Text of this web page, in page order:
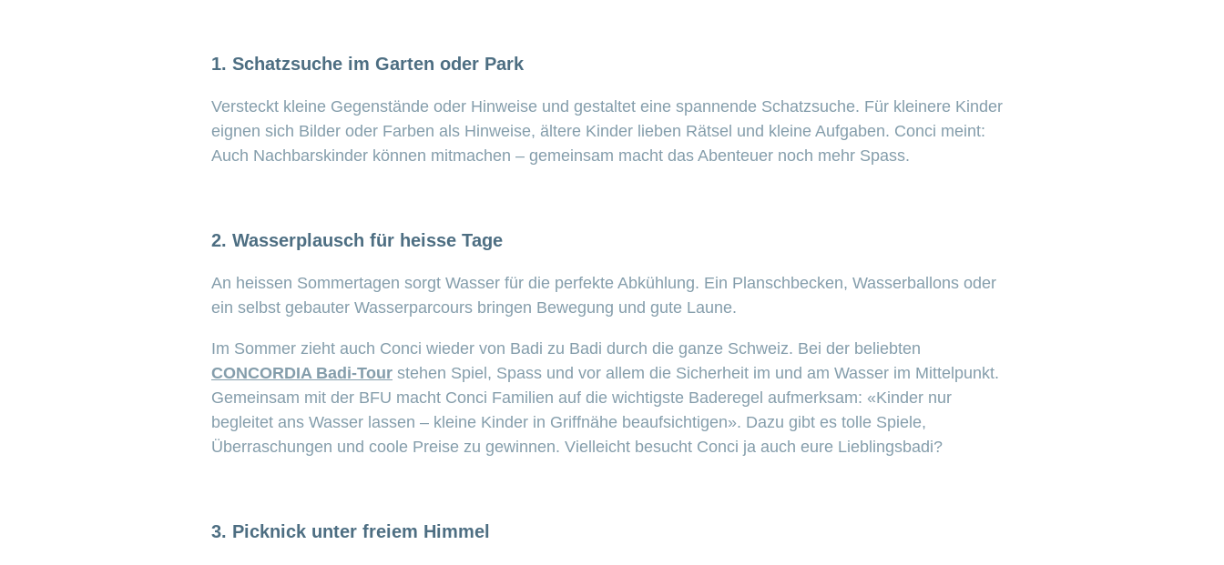
1. Schatzsuche im Garten oder Park
Versteckt kleine Gegenstände oder Hinweise und gestaltet eine spannende Schatzsuche. Für kleinere Kinder
eignen sich Bilder oder Farben als Hinweise, ältere Kinder lieben Rätsel und kleine Aufgaben. Conci meint:
Auch Nachbarskinder können mitmachen – gemeinsam macht das Abenteuer noch mehr Spass.
2. Wasserplausch für heisse Tage
An heissen Sommertagen sorgt Wasser für die perfekte Abkühlung. Ein Planschbecken, Wasserballons oder
ein selbst gebauter Wasserparcours bringen Bewegung und gute Laune.
Im Sommer zieht auch Conci wieder von Badi zu Badi durch die ganze Schweiz. Bei der beliebten
CONCORDIA Badi-Tour stehen Spiel, Spass und vor allem die Sicherheit im und am Wasser im Mittelpunkt.
Gemeinsam mit der BFU macht Conci Familien auf die wichtigste Baderegel aufmerksam: «Kinder nur
begleitet ans Wasser lassen – kleine Kinder in Griffnähe beaufsichtigen». Dazu gibt es tolle Spiele,
Überraschungen und coole Preise zu gewinnen. Vielleicht besucht Conci ja auch eure Lieblingsbadi?
3. Picknick unter freiem Himmel